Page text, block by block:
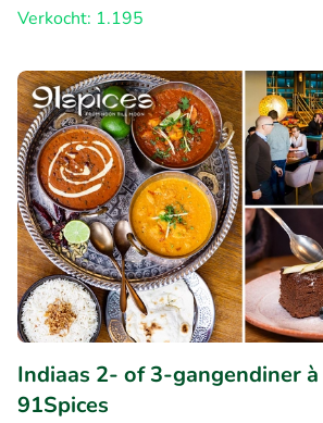
Verkocht: 1.195
Indiaas 2- of 3-gangendiner
91Spices